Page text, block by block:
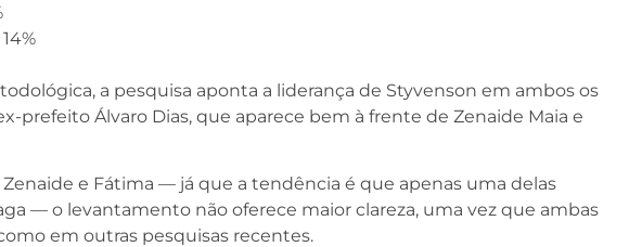
a pesquisa aponta a liderança de Styvenson em ambos os
prefeito Álvaro Dias, que aparece bem à frente de Zenaide Maia e
e Fátima — já que a tendência é que apenas uma delas
— o levantamento não oferece maior clareza, uma vez que ambas
em outras pesquisas recentes.